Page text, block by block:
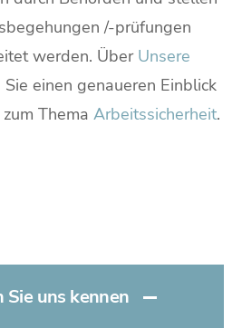
/-prüfungen
werden. Über Unsere
einen genaueren Einblick
Thema Arbeitssicherheit.
Sie uns kennen